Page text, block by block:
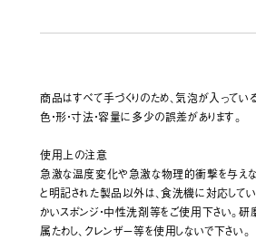
商品はすべて手づくりのため、気泡が入っている
色・形・寸法・容量に多少の誤差があります。
使用上の注意
急激な温度変化や急激な物理的衝撃を与え
と明記された製品以外は、食洗機に対応して
かいスポンジ・中性洗剤等をご使用下さい。研
属たわし、クレンザー等を使用しないで下さい。